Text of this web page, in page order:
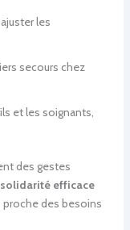
les
secours chez
et les soignants,
des gestes
solidarité efficace
proche des besoins